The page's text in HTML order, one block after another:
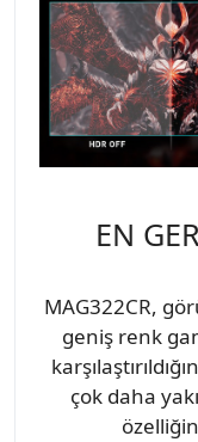
EN
MAG322CR,
geniş renk
çok daha